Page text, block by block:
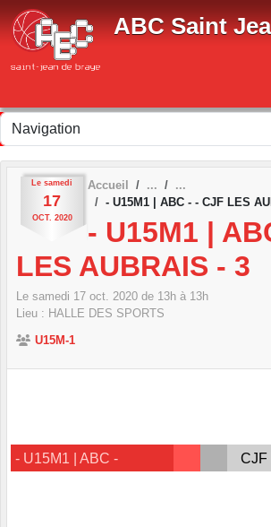
ABC Saint
Le samedi
17
OCT. 2020
Accueil
- U15M1 | ABC - - CJF LES
- U15M1 |
LES AUBRAIS - 3
Le samedi 17 oct. 2020 de 13h à 13h
Lieu : HALLE DES SPORTS
U15M-1
- U15M1 | ABC - CJF
Panneau de gestion des cookies